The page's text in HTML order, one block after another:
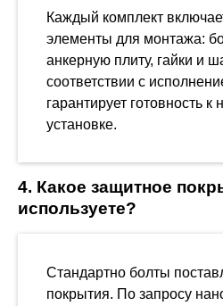
Каждый комплект
элементы для монтажа:
анкерную плиту, гайки и
соответствии с
гарантирует готовность
установке.
4. Какое защитное
используете?
Стандартно болты
покрытия. По запросу